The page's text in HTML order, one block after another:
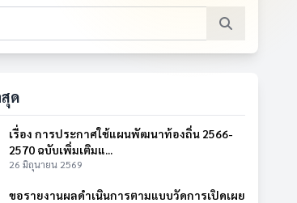
ด
เรื่อง การประกาศใช้แผนพัฒนาท้องถิ่น 2566-
2570 ฉบับเพิ่มเติมแ...
26 มิถุนายน 2569
ขอรายงานผลดำเนินการตามแบบวัดการเปิดเผย